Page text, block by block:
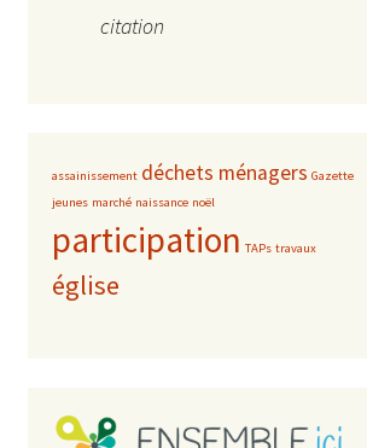
citation
assainissement déchets ménagers Gazette
jeunes marché naissance noël
participation TAPs travaux
église